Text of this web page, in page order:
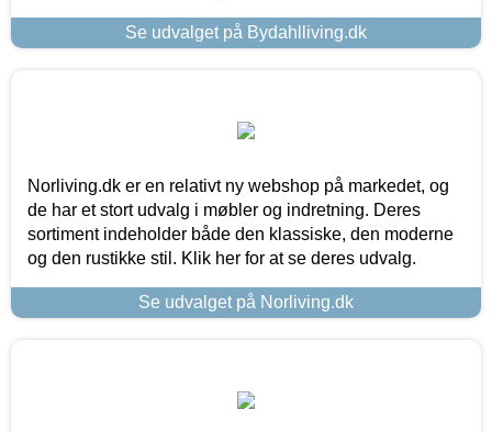
Se udvalget på Bydahlliving.dk
Norliving.dk er en relativt ny webshop på markedet, og
de har et stort udvalg i møbler og indretning. Deres
sortiment indeholder både den klassiske, den moderne
og den rustikke stil. Klik her for at se deres udvalg.
Se udvalget på Norliving.dk